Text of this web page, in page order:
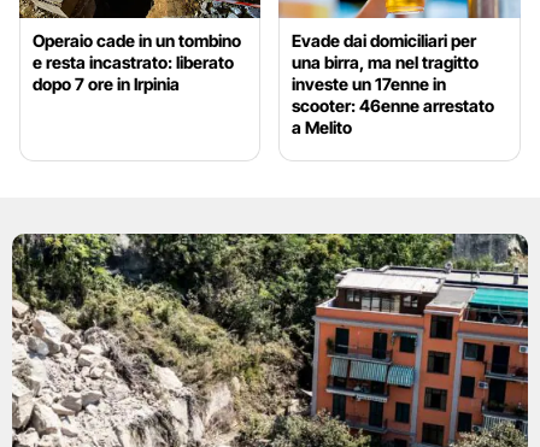
Operaio cade in un tombino
e resta incastrato: liberato
dopo 7 ore in Irpinia
Evade dai domiciliari per
una birra, ma nel tragitto
investe un 17enne in
scooter: 46enne arrestato
a Melito